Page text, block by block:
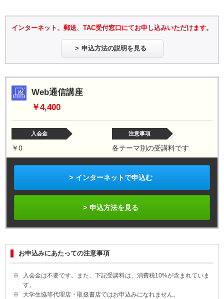
インターネット、郵送、TAC受付窓口にてお申し込みいただけます。
申込方法の説明を見る
Web通信講座
￥4,400
入会金
￥0
注意事項
各テーマ別の受講料です
インターネットで申込む
申込方法を見る
お申込みにあたっての注意事項
入会金は不要です。また、下記受講料は、消費税10%が含まれていま
す。
大学生協等代理店・取扱書店ではお申込みになれません。